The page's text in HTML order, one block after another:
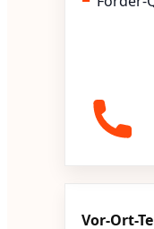
Vor-Ort-